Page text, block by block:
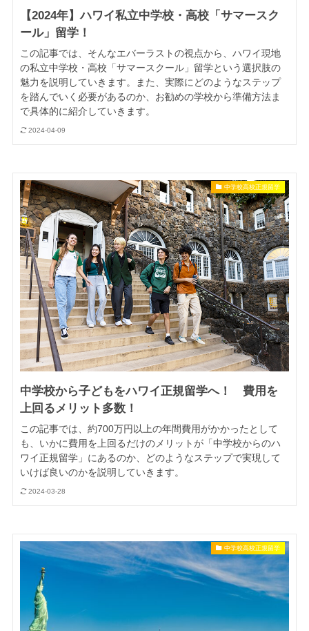
【2024年】ハワイ私立中学校・高校「サマースク
ール」留学！
この記事では、そんなエバーラストの視点から、ハワイ現地
の私立中学校・高校「サマースクール」留学という選択肢の
魅力を説明していきます。また、実際にどのようなステップ
を踏んでいく必要があるのか、お勧めの学校から準備方法ま
で具体的に紹介していきます。
2024-04-09
中学校高校正規留学
中学校から子どもをハワイ正規留学へ！ 費用を
上回るメリット多数！
この記事では、約700万円以上の年間費用がかかったとして
も、いかに費用を上回るだけのメリットが「中学校からのハ
ワイ正規留学」にあるのか、どのようなステップで実現して
いけば良いのかを説明していきます。
2024-03-28
中学校高校正規留学